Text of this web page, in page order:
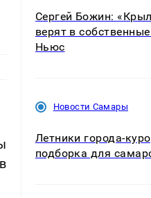
Сергей Божин:
верят в
Ньюс
Новости Самары
Летники города-
подборка для